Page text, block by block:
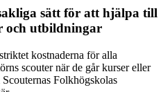
sätt för att hjälpa till
och utbildningar
kostnaderna för alla
scouter när de går kurser eller
Folkhögskolas